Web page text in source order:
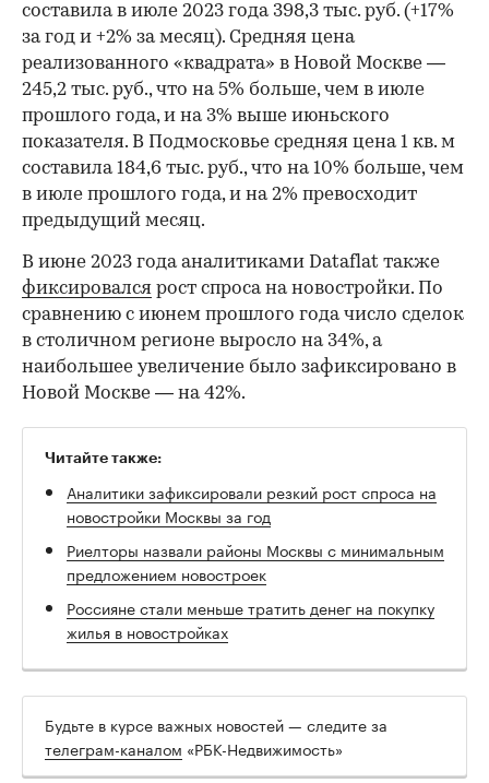
составила в июле 2023 года 398,3 тыс. руб. (+17%
за год и +2% за месяц). Средняя цена
реализованного «квадрата» в Новой Москве —
245,2 тыс. руб., что на 5% больше, чем в июле
прошлого года, и на 3% выше июньского
показателя. В Подмосковье средняя цена 1 кв. м
составила 184,6 тыс. руб., что на 10% больше, чем
в июле прошлого года, и на 2% превосходит
предыдущий месяц.
В июне 2023 года аналитиками Dataflat также
фиксировался рост спроса на новостройки. По
сравнению с июнем прошлого года число сделок
в столичном регионе выросло на 34%, а
наибольшее увеличение было зафиксировано в
Новой Москве — на 42%.
Читайте также:
Аналитики зафиксировали резкий рост спроса на
новостройки Москвы за год
Риелторы назвали районы Москвы с минимальным
предложением новостроек
Россияне стали меньше тратить денег на покупку
жилья в новостройках
Будьте в курсе важных новостей — следите за
телеграм-каналом «РБК-Недвижимость»